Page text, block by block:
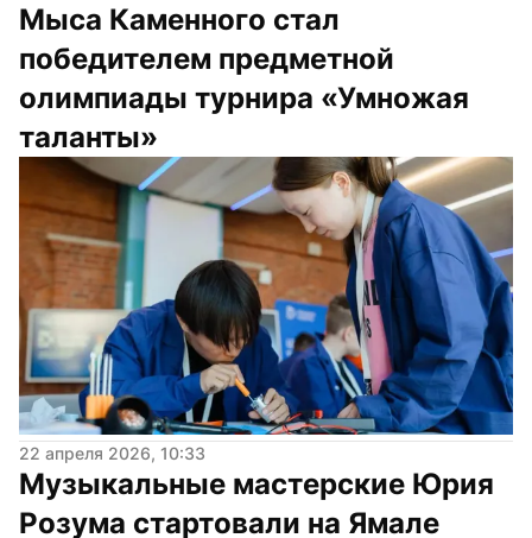
Мыса Каменного стал
победителем предметной
олимпиады турнира «Умножая
таланты»
22 апреля 2026, 10:33
Музыкальные мастерские Юрия
Розума стартовали на Ямале